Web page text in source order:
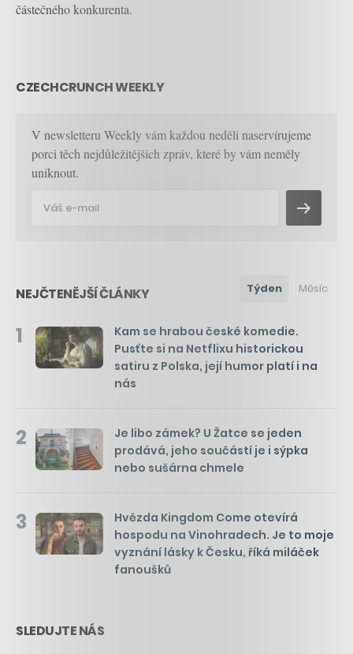
částečného konkurenta.
CZECHCRUNCH WEEKLY
V newsletteru Weekly vám každou neděli naservírujeme
porci těch nejdůležitějších zpráv, které by vám neměly
uniknout.
NEJČTENĚJŠÍ ČLÁNKY Týden Měsíc
1
Kam se hrabou české komedie.
Pusťte si na Netflixu historickou
satiru z Polska, její humor platí i na
nás
2
Je libo zámek? U Žatce se jeden
prodává, jeho součástí je i sýpka
nebo sušárna chmele
3
Hvězda Kingdom Come otevírá
hospodu na Vinohradech. Je to moje
vyznání lásky k Česku, říká miláček
fanoušků
SLEDUJTE NÁS